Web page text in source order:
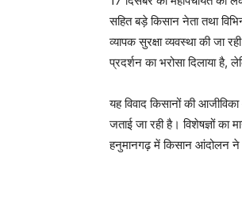
सहित बड़े किसान नेता तथा
व्यापक सुरक्षा व्यवस्था की जा
प्रदर्शन का भरोसा दिलाया है,
यह विवाद किसानों की
जताई जा रही है। विशेषज्ञों का
हनुमानगढ़ में किसान आंदोलन ने